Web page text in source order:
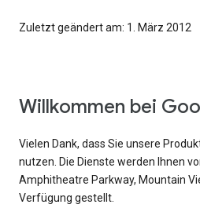
Zuletzt geändert am: 1. März 2012
Willkommen bei
Vielen Dank, dass Sie unsere
nutzen. Die Dienste werden Ihnen
Amphitheatre Parkway, Mountain
Verfügung gestellt.